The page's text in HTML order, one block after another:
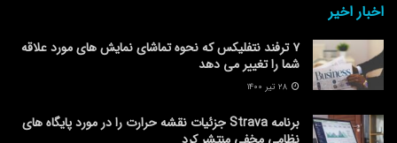
اخبار اخیر
۷ ترفند نتفلیکس که نحوه تماشای نمایش های مورد علاقه
شما را تغییر می دهد
برنامه Strava جزئیات نقشه حرارت را در مورد پایگاه های